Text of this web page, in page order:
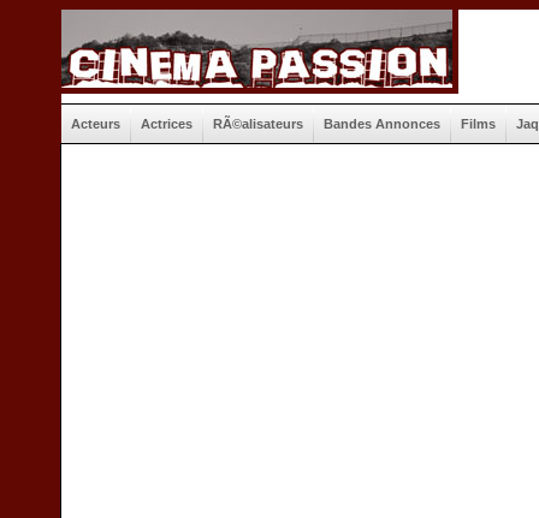
Acteurs Actrices RÃ©alisateurs Bandes Annonces Films